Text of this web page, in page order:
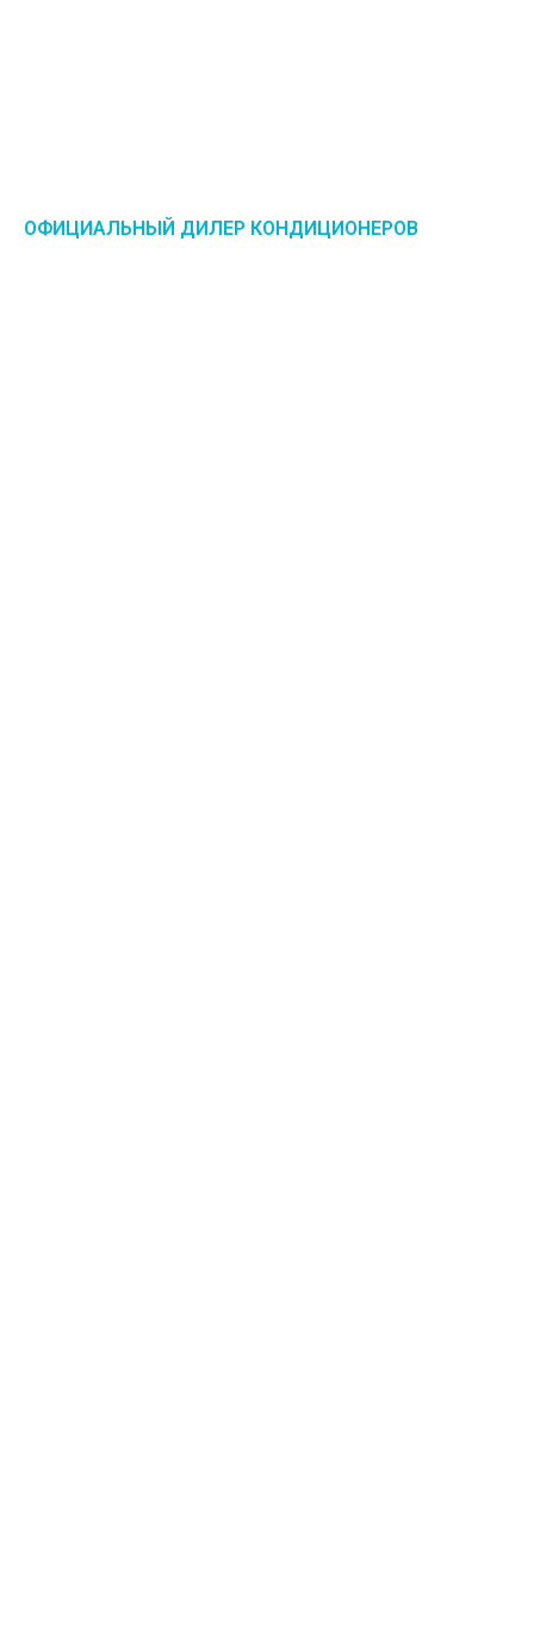
ОФИЦИАЛЬНЫЙ ДИЛЕР КОНДИЦИОНЕРОВ